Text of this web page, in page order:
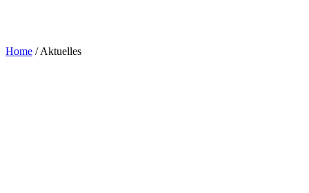
Home /Aktuelles